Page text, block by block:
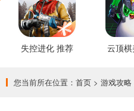
失控进化 推荐
您当前所在位置： 首页 > 游戏攻略